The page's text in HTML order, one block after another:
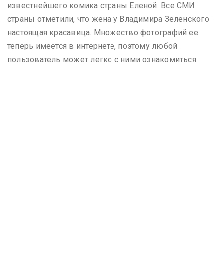
известнейшего комика страны Еленой. Все СМИ
страны отметили, что жена у Владимира Зеленского
настоящая красавица. Множество фотографий ее
теперь имеется в интернете, поэтому любой
пользователь может легко с ними ознакомиться.